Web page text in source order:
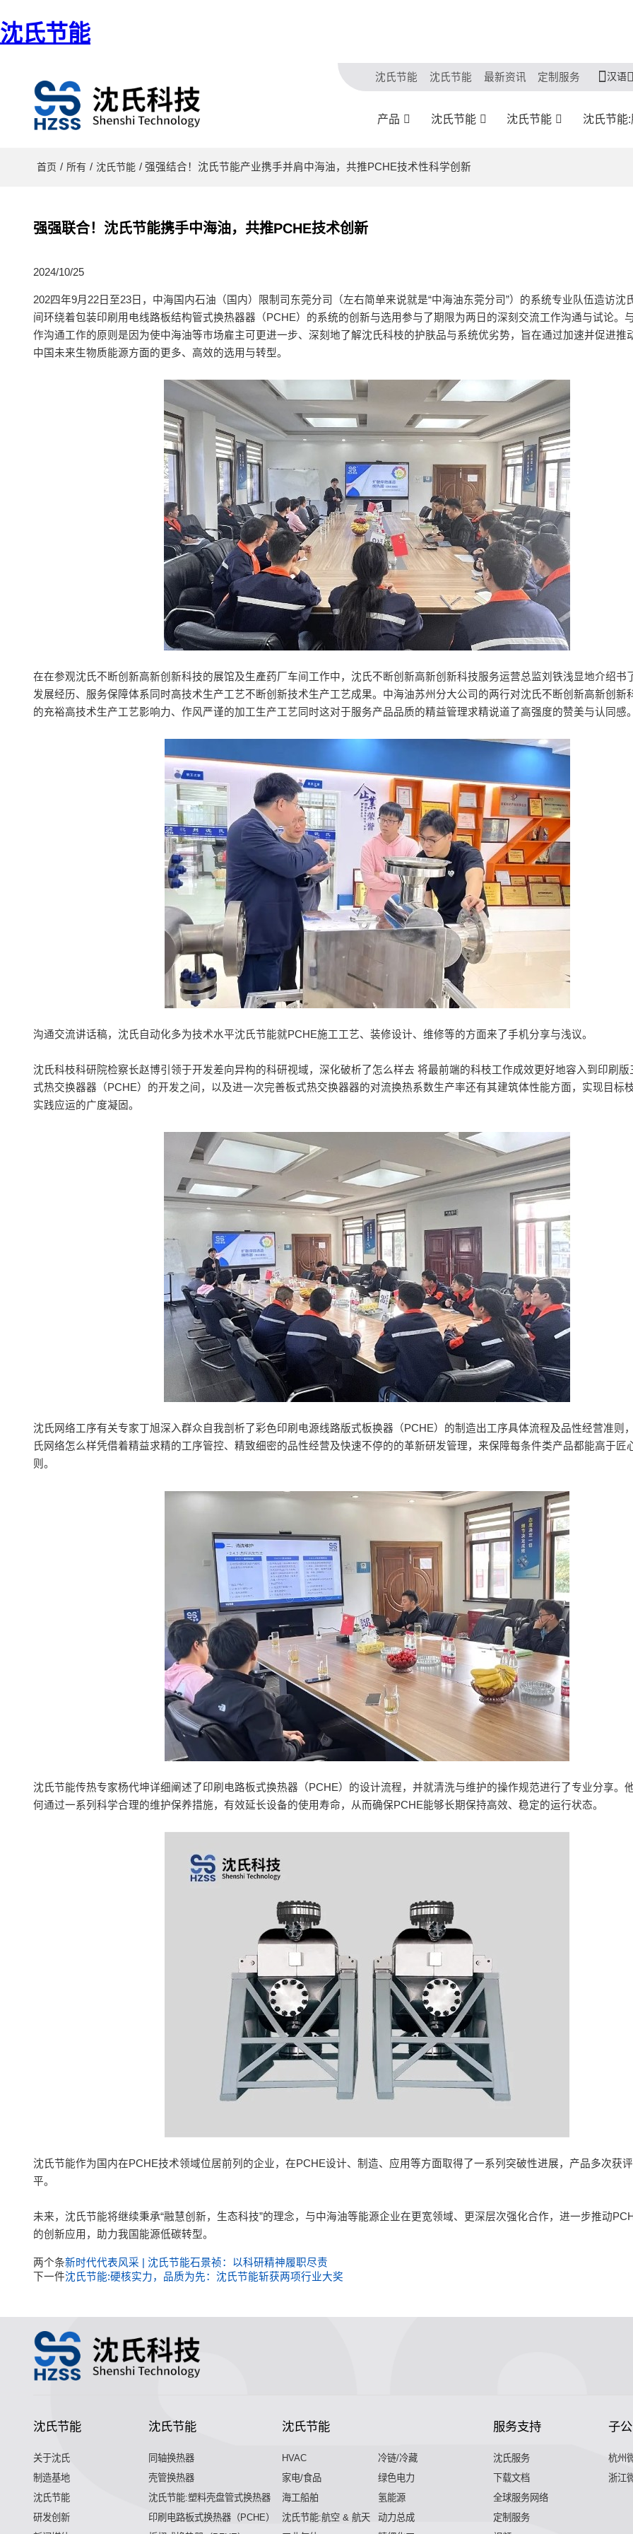
沈氏节能
沈氏节能 沈氏节能 最新资讯 定制服务 汉语
产品 沈氏节能 沈氏节能 沈氏节能
首页 / 所有 / 沈氏节能 / 强强结合！沈氏节能产业携手并肩中海油，共推PCHE技术性科学创新
强强联合！沈氏节能携手中海油，共推PCHE技术创新
2024/10/25
202四年9月22日至23日，中海国内石油（国内）限制司东莞分司（左右简单来说就是“中海油东莞分司”）的系统专业队伍造访沈
间环绕着包装印刷用电线路板结构管式换热器器（PCHE）的系统的创新与选用参与了期限为两日的深刻交流工作沟通与试论。
作沟通工作的原则是因为使中海油等市场雇主可更进一步、深刻地了解沈氏科枝的护肤品与系统优劣势，旨在通过加速并促进推
中国未来生物质能源方面的更多、高效的选用与转型。
在在参观沈氏不断创新高新创新科技的展馆及生產药厂车间工作中，沈氏不断创新高新创新科技服务运营总监刘铁浅显地介绍书
发展经历、服务保障体系同时高技术生产工艺不断创新技术生产工艺成果。中海油苏州分大公司的两行对沈氏不断创新高新创新
的充裕高技术生产工艺影响力、作风严谨的加工生产工艺同时这对于服务产品品质的精益管理求精说道了高强度的赞美与认同感。
沟通交流讲话稿，沈氏自动化多为技术水平沈氏节能就PCHE施工工艺、装修设计、维修等的方面来了手机分享与浅议。
沈氏科枝科研院检察长赵博引领于开发差向异构的科研视域，深化破析了怎么样去 将最前端的科枝工作成效更好地容入到印刷版
式热交换器器（PCHE）的开发之间，以及进一次完善板式热交换器器的对流换热系数生产率还有其建筑体性能方面，实现目标
实践应运的广度凝固。
沈氏网络工序有关专家丁旭深入群众自我剖析了彩色印刷电源线路版式板换器（PCHE）的制造出工序具体流程及品性经营准则
氏网络怎么样凭借着精益求精的工序管控、精致细密的品性经营及快速不停的的革新研发管理，来保障每条件类产品都能高于匠
则。
沈氏节能传热专家杨代坤详细阐述了印刷电路板式换热器（PCHE）的设计流程，并就清洗与维护的操作规范进行了专业分享。
何通过一系列科学合理的维护保养措施，有效延长设备的使用寿命，从而确保PCHE能够长期保持高效、稳定的运行状态。
沈氏节能作为国内在PCHE技术领域位居前列的企业，在PCHE设计、制造、应用等方面取得了一系列突破性进展，产品多次获
平。
未来，沈氏节能将继续秉承“融慧创新，生态科技”的理念，与中海油等能源企业在更宽领域、更深层次强化合作，进一步推动
的创新应用，助力我国能源低碳转型。
两个条新时代代表风采 | 沈氏节能石景祯：以科研精神履职尽责
下一件沈氏节能:硬核实力，品质为先：沈氏节能斩获两项行业大奖
沈氏节能
关于沈氏
制造基地
沈氏节能
研发创新
沈氏节能
同轴换热器
壳管换热器
沈氏节能:塑料壳盘管式换热器
印刷电路板式换热器（PCHE）
沈氏节能
HVAC
冷链/冷藏
家电/食品
绿色电力
海工船舶
氢能源
沈氏节能:航空 & 航天
动力总成
服务支持
沈氏服务
下载文档
全球服务网络
定制服务
子
杭州
浙江